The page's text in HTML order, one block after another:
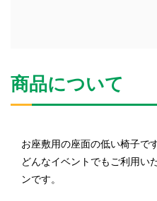
商品について
お座敷用の座面の低い椅子です
どんなイベントでもご利用い
ンです。